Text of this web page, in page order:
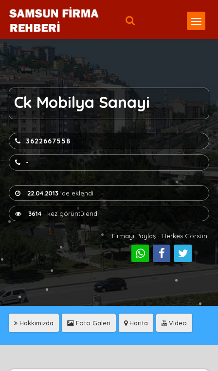
Ck Mobilya Sanayi
3622667558
-
22.04.2013'de eklendi
3614kez görüntülendi
Firmayı Paylaş - Herkes Görsün
Hakkımızda Foto Galeri Harita Video